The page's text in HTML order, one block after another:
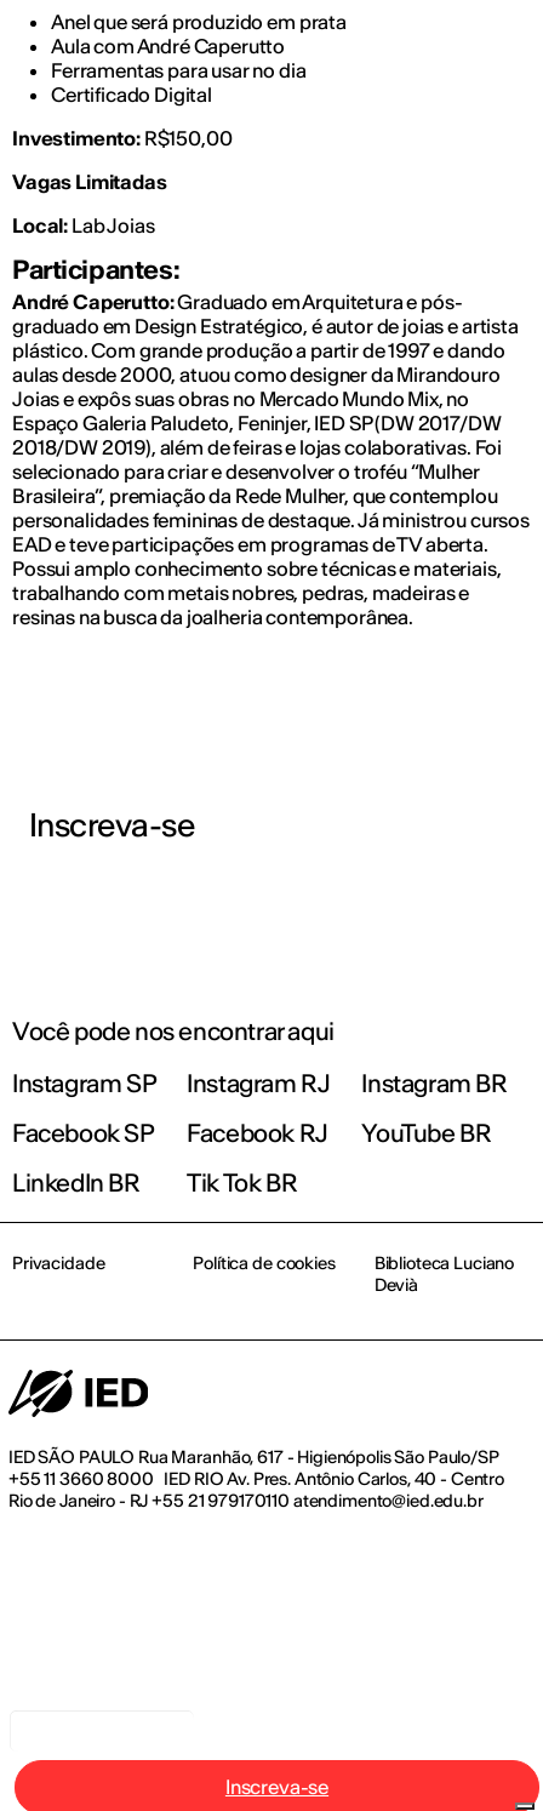
Inscreva-se
Anel que será produzido em prata
Aula com André Caperutto
Ferramentas para usar no dia
Certificado Digital
Investimento: R$150,00
Vagas Limitadas
Local: Lab Joias
Participantes:
André Caperutto:Graduado em Arquitetura e pós-
graduado em Design Estratégico, é autor de joias e artista
plástico. Com grande produção a partir de 1997 e dando
aulas desde 2000, atuou como designer da Mirandouro
Joias e expôs suas obras no Mercado Mundo Mix, no
Espaço Galeria Paludeto, Feninjer, IED SP (DW 2017/DW
2018/DW 2019), além de feiras e lojas colaborativas. Foi
selecionado para criar e desenvolver o troféu “Mulher
Brasileira”, premiação da Rede Mulher, que contemplou
personalidades femininas de destaque. Já ministrou cursos
EAD e teve participações em programas de TV aberta.
Possui amplo conhecimento sobre técnicas e materiais,
trabalhando com metais nobres, pedras, madeiras e
resinas na busca da joalheria contemporânea.
Inscreva-se
Você pode nos encontrar aqui
Instagram SP
Instagram RJ
Instagram BR
Facebook SP
Facebook RJ
YouTube BR
LinkedIn BR
Tik Tok BR
IED SÃO PAULO Rua Maranhão, 617 - Higienópolis São Paulo/SP
+55 11 3660 8000 IED RIO Av. Pres. Antônio Carlos, 40 - Centro
Rio de Janeiro - RJ +55 21 979170110 atendimento@ied.edu.br
Privacidade Política de cookies
Biblioteca Luciano
Devià